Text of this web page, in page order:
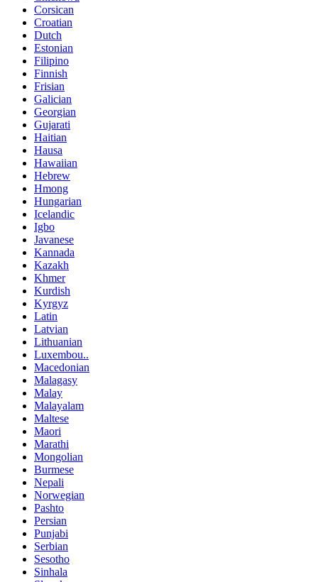
Corsican
Croatian
Dutch
Estonian
Filipino
Finnish
Frisian
Galician
Georgian
Gujarati
Haitian
Hausa
Hawaiian
Hebrew
Hmong
Hungarian
Icelandic
Igbo
Javanese
Kannada
Kazakh
Khmer
Kurdish
Kyrgyz
Latin
Latvian
Lithuanian
Luxembou..
Macedonian
Malagasy
Malay
Malayalam
Maltese
Maori
Marathi
Mongolian
Burmese
Nepali
Norwegian
Pashto
Persian
Punjabi
Serbian
Sesotho
Sinhala